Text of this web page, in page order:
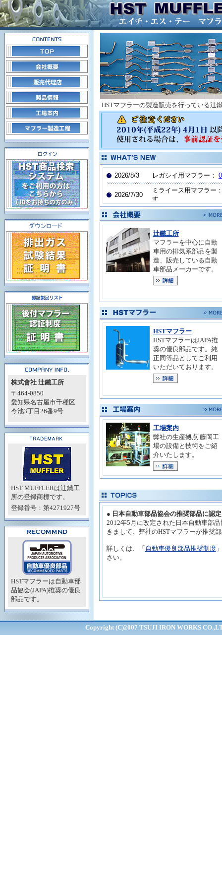
株式會社 辻鐵工所
〒464-0850
愛知県名古屋市千種区
今池3丁目26番9号
HST MUFFLERは辻鐵工
所の登録商標です。
登録番号：第4271927号
HSTマフラーは自動車部
品協会(JAPA)推奨の優良
部品です。
HSTマフラーの製造販売を行っている辻
辻鐵工所
マフラーを中心に自動
車用の排気系部品を製
造、販売している自動
車部品メーカーです。
HSTマフラー
HSTマフラーはJAPA推
奨の優良部品です。純
正同等品としてご利用
いただいております。
工場案内
弊社の生産拠点 藤岡工
場の設備と技術をご紹
介いたします。
● 日本自動車部品協会の推奨部品に認
2012年5月に改定された日本自動車部品
きまして、弊社のHSTマフラーが推奨
詳しくは、「 自動車優良部品推奨制度
さい。
Copyright (C)2007 TSUJI IRON WORKS